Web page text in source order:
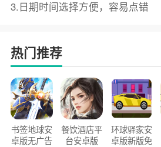
3.日期时间选择方便，容易点错
热门推荐
书签地球安
卓版无广告
餐饮酒店平
台安卓版
环球驿家安
卓版新版免